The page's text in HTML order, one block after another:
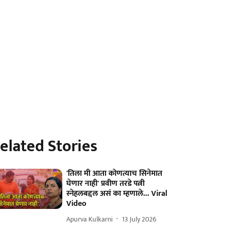
Stories
'तिला मी आता कोणत्याच सिनेमात
घेणार नाही' प्रवीण तरडे पत्नी
स्नेहलबद्दल असं का म्हणाले... Viral
Video
Apurva Kulkarni 13 July 2026